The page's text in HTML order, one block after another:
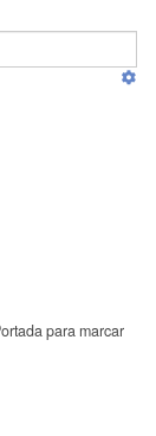
para marcar